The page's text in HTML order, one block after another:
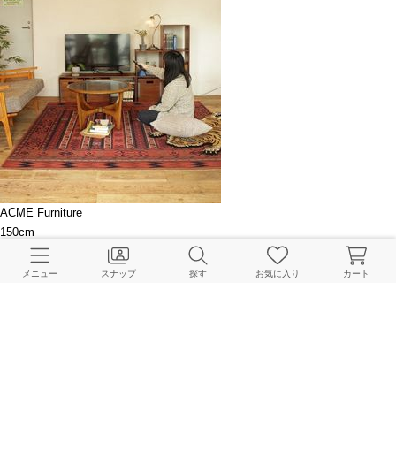
ACME Furniture
150cm
メニュー スナップ 探す お気に入り カート